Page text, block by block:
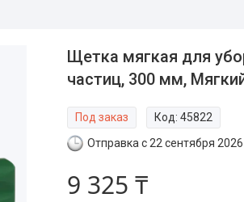
Щетка мягкая для
частиц, 300 мм,
Под заказ Код:45822
Отправка с 22 сентября 2026
9 325 ₸